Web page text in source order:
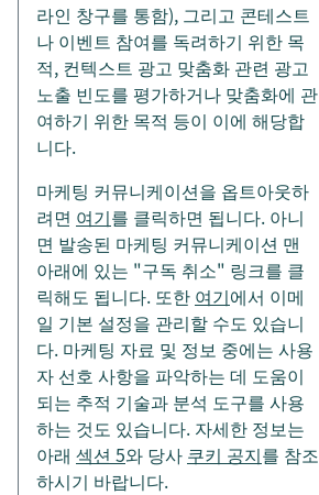
라인 창구를 통함), 그리고 콘테스트
나 이벤트 참여를 독려하기 위한 목
적, 컨텍스트 광고 맞춤화 관련 광고
노출 빈도를 평가하거나 맞춤화에 관
여하기 위한 목적 등이 이에 해당합
니다.
마케팅 커뮤니케이션을 옵트아웃하
려면 여기를 클릭하면 됩니다. 아니
면 발송된 마케팅 커뮤니케이션 맨
아래에 있는 "구독 취소" 링크를 클
릭해도 됩니다. 또한 여기에서 이메
일 기본 설정을 관리할 수도 있습니
다. 마케팅 자료 및 정보 중에는 사용
자 선호 사항을 파악하는 데 도움이
되는 추적 기술과 분석 도구를 사용
하는 것도 있습니다. 자세한 정보는
아래 섹션 5와 당사 쿠키 공지를 참조
하시기 바랍니다.